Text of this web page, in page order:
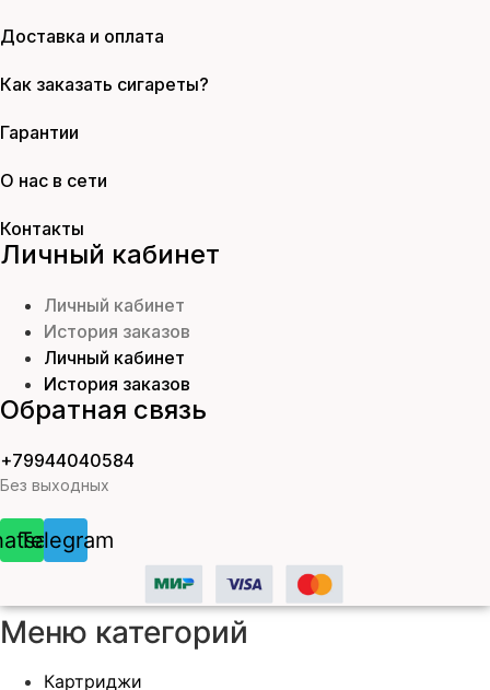
Доставка и оплата
Как заказать сигареты?
Гарантии
О нас в сети
Контакты
Личный кабинет
Личный кабинет
История заказов
Личный кабинет
История заказов
Обратная связь
+79944040584
Без выходных
Telegram
Меню категорий
Картриджи